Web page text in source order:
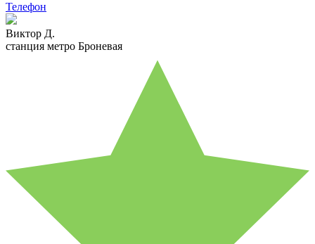
Телефон
Виктор Д.
станция метро Броневая